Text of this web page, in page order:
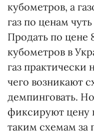
кубометров, а
газ по ценам
Продать по цене
кубометров в
газ практически
чего возникают
демпинговать.
фиксируют цену
таким схемам за